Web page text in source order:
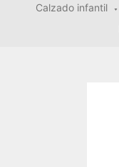
Calzado infantil